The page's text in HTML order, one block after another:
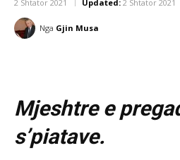
2 Shtator 2021 Updated: 2 Shtator 2021
Nga Gjin Musa
Mjeshtre e
s’piatave.